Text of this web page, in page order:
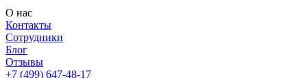
О нас
Контакты
Сотрудники
Блог
Отзывы
+7 (499) 647-48-17